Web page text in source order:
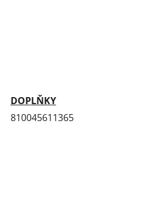
DOPLŇKY
810045611365